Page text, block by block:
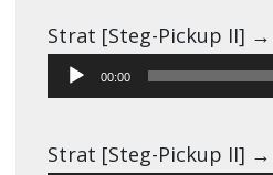
Strat [Steg-Pickup II] →
Audio-00:00
Strat [Steg-Pickup II] →